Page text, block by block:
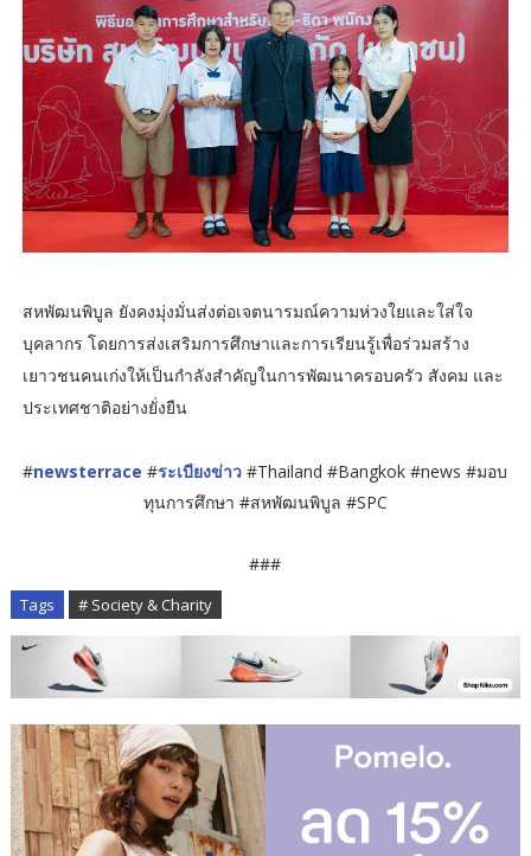
สหพัฒนพิบูล ยังคงมุ่งมั่นส่งต่อเจตนารมณ์ความห่วงใยและใส่ใจ
บุคลากร โดยการส่งเสริมการศึกษาและการเรียนรู้เพื่อร่วมสร้าง
เยาวชนคนเก่งให้เป็นกำลังสำคัญในการพัฒนาครอบครัว สังคม และ
ประเทศชาติอย่างยั่งยืน
#newsterrace #ระเบียงข่าว #Thailand #Bangkok #news #มอบ
ทุนการศึกษา #สหพัฒนพิบูล #SPC
###
Tags # Society & Charity